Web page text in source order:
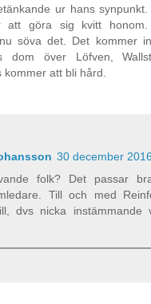
ur hans
att göra sig kvitt
söva det. Det kommer
dom över Löfven,
kommer att bli hård.
30 december
folk? Det passar
Till och med
dvs nicka instämmande